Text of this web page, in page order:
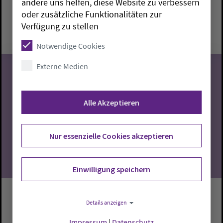
Montag, 10.8.2026, 15 Uhr
Gemeindehaus FAH
10
08.2026
Handarbeits und Bastelkreis
oder zusätzliche Funktionalitäten zur
Verfügung zu stellen
Notwendige Cookies
Externe Medien
Alle Akzeptieren
Nur essenzielle Cookies akzeptieren
Einwilligung speichern
Details anzeigen